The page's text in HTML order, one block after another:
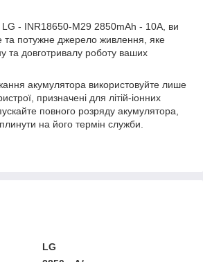
- INR18650-M29 2850mAh - 10A, ви
та потужне джерело живлення, яке
та довготривалу роботу ваших
акумулятора використовуйте лише
призначені для літій-іонних
повного розряду акумулятора,
на його термін служби.
LG